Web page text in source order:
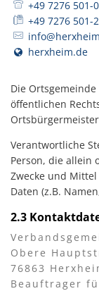
+49 7276 501-0
+49 7276 501-
herxheim.de
Die
öffentlichen
Verantwortliche
Person, die allein
Zwecke und
Daten (z.B.
2.3
Obere
76863
Beauftrager